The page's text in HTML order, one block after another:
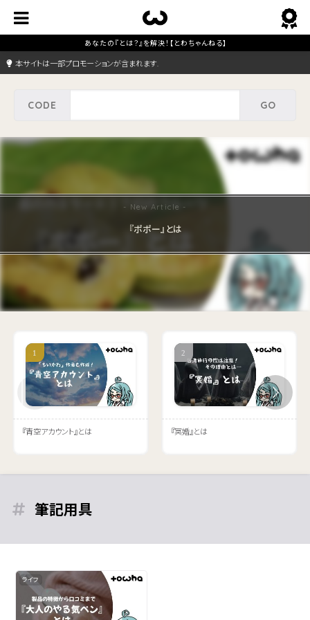
本サイトは一部プロモーションが含まれます.
『ポポー』とは
『青空アカウント』とは 『冥婚』とは
筆記用具
ライフ